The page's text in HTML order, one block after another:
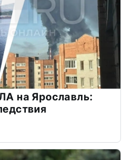
на Ярославль: